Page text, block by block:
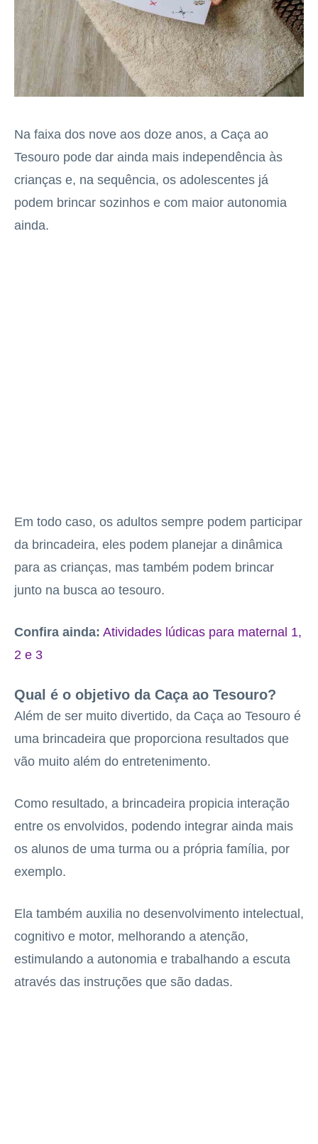
Na faixa dos nove aos doze anos, a Caça ao
Tesouro pode dar ainda mais independência às
crianças e, na sequência, os adolescentes já
podem brincar sozinhos e com maior autonomia
ainda.
Em todo caso, os adultos sempre podem participar
da brincadeira, eles podem planejar a dinâmica
para as crianças, mas também podem brincar
junto na busca ao tesouro.
Confira ainda: Atividades lúdicas para maternal 1,
2 e 3
Qual é o objetivo da Caça ao Tesouro?
Além de ser muito divertido, da Caça ao Tesouro é
uma brincadeira que proporciona resultados que
vão muito além do entretenimento.
Como resultado, a brincadeira propicia interação
entre os envolvidos, podendo integrar ainda mais
os alunos de uma turma ou a própria família, por
exemplo.
Ela também auxilia no desenvolvimento intelectual,
cognitivo e motor, melhorando a atenção,
estimulando a autonomia e trabalhando a escuta
através das instruções que são dadas.